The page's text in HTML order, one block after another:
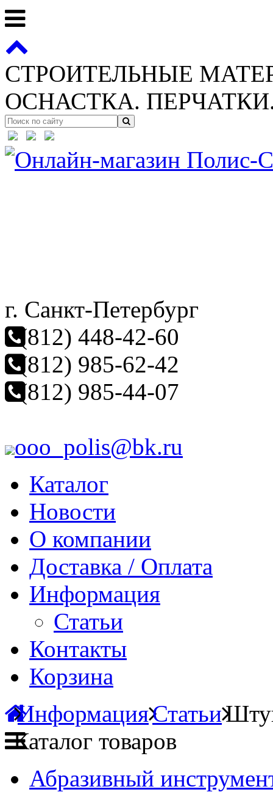
СТРОИТЕЛЬНЫЕ
ОСНАСТКА.
г. Санкт-Петербург
(812) 448-42-60
(812) 985-62-42
(812) 985-44-07
ooo_polis@bk.ru
Каталог
Новости
О компании
Доставка / Оплата
Информация
Статьи
Контакты
Корзина
ИнформацияСтатьи
Каталог товаров
Абразивный